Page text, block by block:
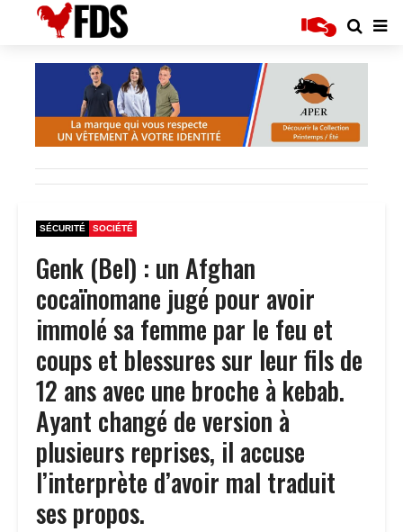
SÉCURITÉ SOCIÉTÉ
Genk (Bel) : un Afghan
cocaïnomane jugé pour avoir
immolé sa femme par le feu et
coups et blessures sur leur fils de
12 ans avec une broche à kebab.
Ayant changé de version à
plusieurs reprises, il accuse
l’interprète d’avoir mal traduit
ses propos.